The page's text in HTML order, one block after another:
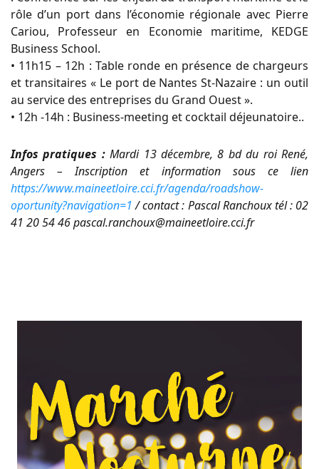
rôle d’un port dans l’économie régionale avec Pierre
Cariou, Professeur en Economie maritime, KEDGE
Business School.
• 11h15 – 12h : Table ronde en présence de chargeurs
et transitaires « Le port de Nantes St-Nazaire : un outil
au service des entreprises du Grand Ouest ».
• 12h -14h : Business-meeting et cocktail déjeunatoire..
Infos pratiques :Mardi 13 décembre, 8 bd du roi René,
Angers – Inscription et information sous ce lien
https://www.maineetloire.cci.fr/agenda/roadshow-
oportunity?navigation=1 /contact : Pascal Ranchoux tél : 02
41 20 54 46 pascal.ranchoux@maineetloire.cci.fr